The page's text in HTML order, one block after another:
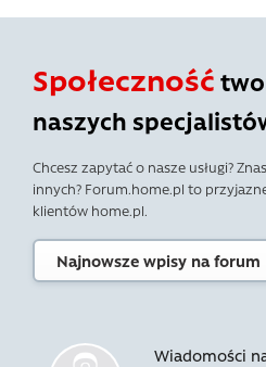
Społeczność
naszych
Chcesz zapytać o nasze usługi?
innych? Forum.home.pl to
klientów home.pl.
Najnowsze wpisy na forum
Wiadomości